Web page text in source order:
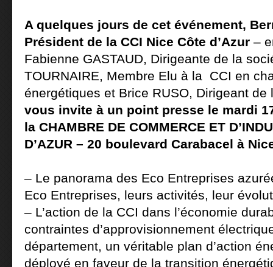
A quelques jours de cet événement,
Président de la CCI Nice Côte d’Azur –
Fabienne GASTAUD, Dirigeante de la
TOURNAIRE, Membre Elu à la CCI en
énergétiques et Brice RUSO, Dirigeant de
vous invite à un point presse le mardi
la CHAMBRE DE COMMERCE ET
D’AZUR – 20 boulevard Carabacel à
– Le panorama des Eco Entreprises
Eco Entreprises, leurs activités, leur
– L’action de la CCI dans l’économie
contraintes d’approvisionnement
département, un véritable plan d’action
déployé en faveur de la transition